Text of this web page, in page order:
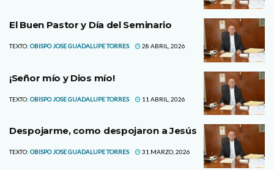
El Buen Pastor y Día del Seminario
TEXTO: OBISPO JOSE GUADALUPE TORRES 28 ABRIL, 2026
¡Señor mío y Dios mío!
TEXTO: OBISPO JOSE GUADALUPE TORRES 11 ABRIL, 2026
Despojarme, como despojaron a Jesús
TEXTO: OBISPO JOSE GUADALUPE TORRES 31 MARZO, 2026